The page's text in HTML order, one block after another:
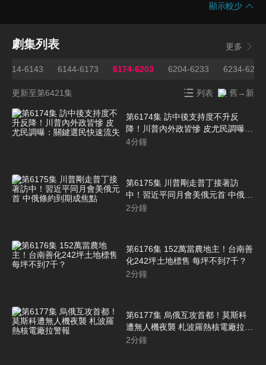
顯示較少
劇集列表 更多
6114-6143 6144-6173 6174-6203 6204-6233 6234-6263
更新至第6421集 列表 舊→新
第6174集 訪中後支持度不升反
降！川普內外政皆慘 皮尤民調曝：
關鍵選民快速流失
4分鐘
第6175集 川普剛走普丁接著訪
中！習近平同月會美俄元首 中俄條
約到期成焦點
2分鐘
第6176集 152萬當農地主！台南善
化242坪土地標售 每坪不到7千？
2分鐘
第6177集 烏俄互攻首都！莫斯科
遭無人機夜襲 札波羅熱核電廠拉警
報
2分鐘